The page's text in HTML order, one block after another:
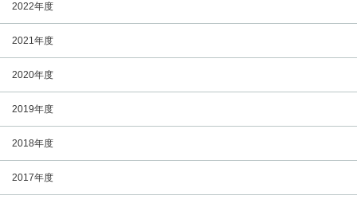
2022年度
2021年度
2020年度
2019年度
2018年度
2017年度